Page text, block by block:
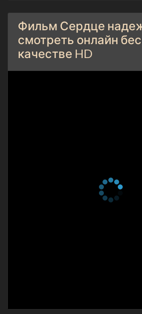
Фильм Сердце
смотреть онлайн
качестве HD